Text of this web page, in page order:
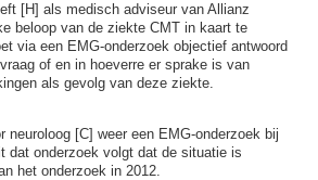
[H] als medisch adviseur van Allianz
beloop van de ziekte CMT in kaart te
via een EMG-onderzoek objectief antwoord
of en in hoeverre er sprake is van
als gevolg van deze ziekte.
neuroloog [C] weer een EMG-onderzoek bij
dat onderzoek volgt dat de situatie is
het onderzoek in 2012.